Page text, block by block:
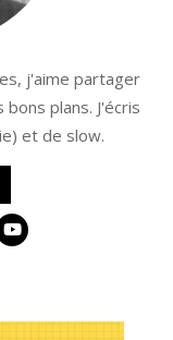
j'aime partager
plans. J'écris
et de slow.